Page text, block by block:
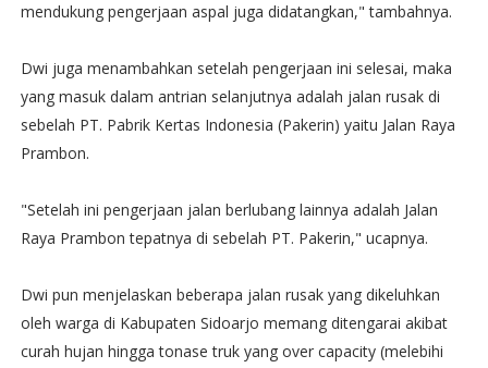
mendukung pengerjaan aspal juga didatangkan," tambahnya.
Dwi juga menambahkan setelah pengerjaan ini selesai, maka
yang masuk dalam antrian selanjutnya adalah jalan rusak di
sebelah PT. Pabrik Kertas Indonesia (Pakerin) yaitu Jalan Raya
Prambon.
"Setelah ini pengerjaan jalan berlubang lainnya adalah Jalan
Raya Prambon tepatnya di sebelah PT. Pakerin," ucapnya.
Dwi pun menjelaskan beberapa jalan rusak yang dikeluhkan
oleh warga di Kabupaten Sidoarjo memang ditengarai akibat
curah hujan hingga tonase truk yang over capacity (melebihi